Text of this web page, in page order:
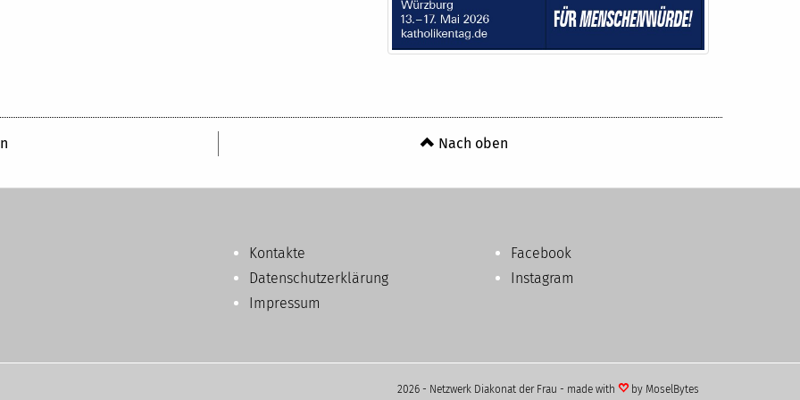
Nach oben
Kontakte
Datenschutzerklärung
Impressum
Facebook
Instagram
2026 - Netzwerk Diakonat der Frau - made with by MoselBytes